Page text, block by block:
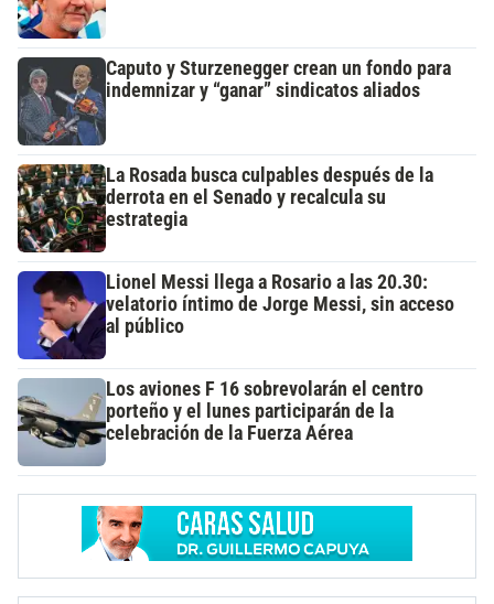
Caputo y Sturzenegger crean un fondo para
indemnizar y “ganar” sindicatos aliados
La Rosada busca culpables después de la
derrota en el Senado y recalcula su
estrategia
Lionel Messi llega a Rosario a las 20.30:
velatorio íntimo de Jorge Messi, sin acceso
al público
Los aviones F 16 sobrevolarán el centro
porteño y el lunes participarán de la
celebración de la Fuerza Aérea